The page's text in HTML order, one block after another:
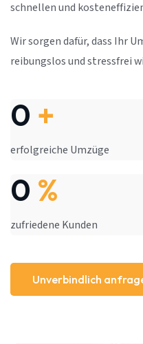
schnellen und
Wir sorgen dafür, dass Ihr
reibungslos und stressfrei
0 +
erfolgreiche Umzüge
0 %
zufriedene Kunden
Unverbindlich